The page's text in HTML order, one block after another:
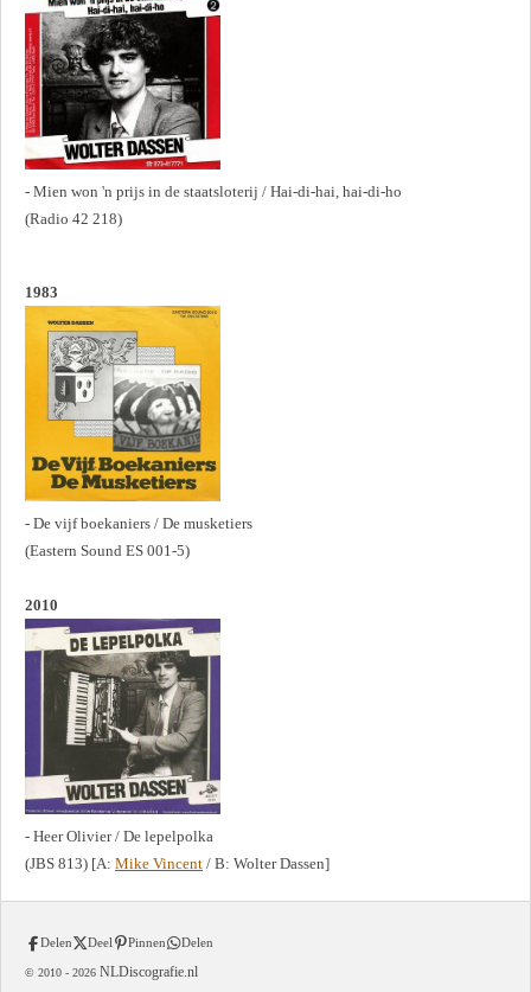
- Mien won 'n prijs in de staatsloterij / Hai-di-hai, hai-di-ho
(Radio 42 218)
1983
- De vijf boekaniers / De musketiers
(Eastern Sound ES 001-5)
2010
- Heer Olivier / De lepelpolka
(JBS 813) [A: Mike Vincent / B: Wolter Dassen]
Delen Deel Pinnen Delen
© 2010 - 2026 NLDiscografie.nl